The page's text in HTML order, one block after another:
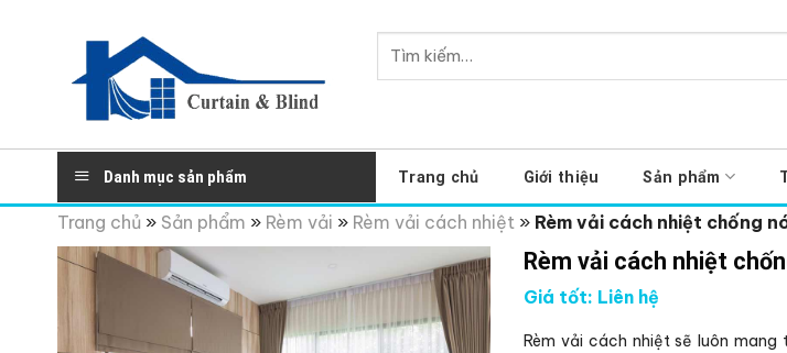
Tìm
kiếm:
Danh mục sản phẩm Trang chủ Giới thiệu Sản phẩm
Trang chủ » Sản phẩm » Rèm vải » Rèm vải cách nhiệt » Rèm vải cách nhiệt chống
Rèm vải cách nhiệt
Giá tốt: Liên hệ
Rèm vải cách nhiệt sẽ luôn mang